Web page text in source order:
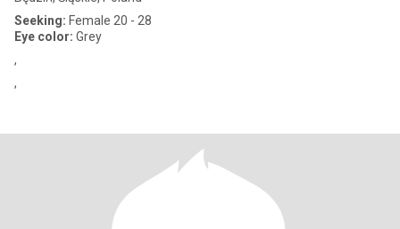
Seeking: Female 20 - 28
Eye color: Grey
,
,